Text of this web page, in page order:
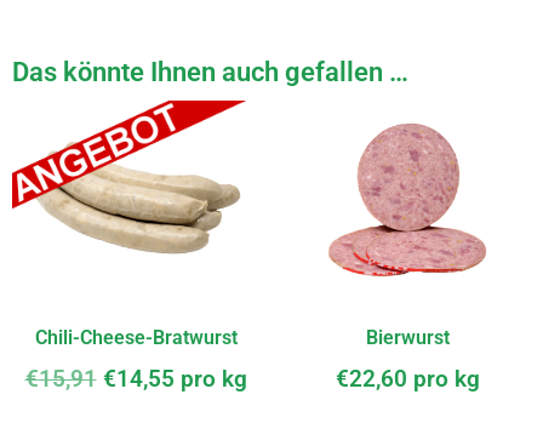
Das könnte Ihnen auch gefallen …
Chili-Cheese-Bratwurst
€15,91 €14,55 pro kg
Bierwurst
€22,60 pro kg